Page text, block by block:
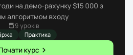
на демо-рахунку $15 000 з
алгоритмом входу
9 уроків
Практика
курс